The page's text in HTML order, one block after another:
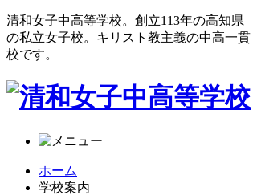
清和女子中高等学校。創立113年の高知県
の私立女子校。キリスト教主義の中高一貫
校です。
ホーム
学校案内